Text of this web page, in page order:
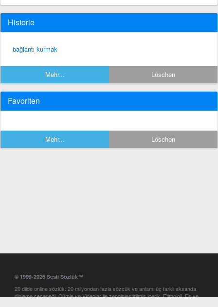
Historie
bağlantı kurmak
Mehr... Löschen
Favoriten
Mehr... Löschen
© 1999-2026 Sesli Sözlük™
20 dilde online sözlük. 20 milyondan fazla sözcük ve anlamı üç farklı aksanda
dinleme seçeneği. Cümle ve Videolar ile zenginleştirilmiş içerik. Etimoloji, Eş ve